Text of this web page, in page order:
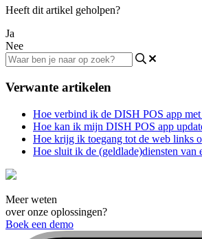
Heeft dit artikel geholpen?
Ja
Nee
Verwante artikelen
Hoe verbind ik de DISH POS app met
Hoe kan ik mijn DISH POS app
Hoe krijg ik toegang tot de web links
Hoe sluit ik de (geldlade)diensten van
Meer weten
over onze oplossingen?
Boek een demo